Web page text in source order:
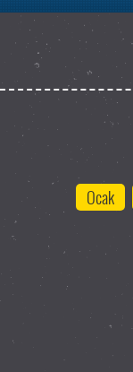
Ocak